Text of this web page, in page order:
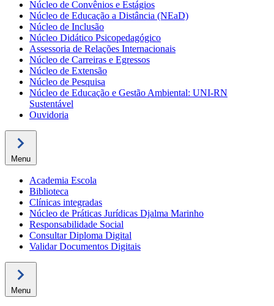
Núcleo de Convênios e Estágios
Núcleo de Educação a Distância (NEaD)
Núcleo de Inclusão
Núcleo Didático Psicopedagógico
Assessoria de Relações Internacionais
Núcleo de Carreiras e Egressos
Núcleo de Extensão
Núcleo de Pesquisa
Núcleo de Educação e Gestão Ambiental: UNI-RN
Sustentável
Ouvidoria
Menu
Academia Escola
Biblioteca
Clínicas integradas
Núcleo de Práticas Jurídicas Djalma Marinho
Responsabilidade Social
Consultar Diploma Digital
Validar Documentos Digitais
Menu